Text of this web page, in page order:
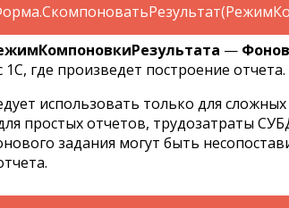
—
где произведет построение отчета.
использовать только для сложных
простых отчетов, трудозатраты
задания могут быть